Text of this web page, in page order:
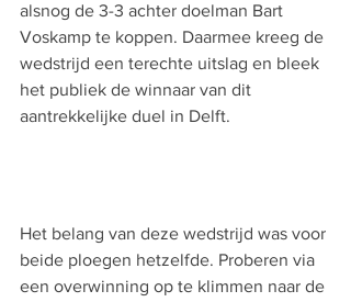
alsnog de 3-3 achter doelman Bart
Voskamp te koppen. Daarmee kreeg de
wedstrijd een terechte uitslag en bleek
het publiek de winnaar van dit
aantrekkelijke duel in Delft.
Het belang van deze wedstrijd was voor
beide ploegen hetzelfde. Proberen via
een overwinning op te klimmen naar de